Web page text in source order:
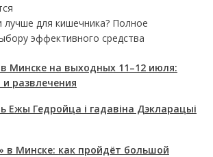
лучше для кишечника? Полное
эффективного средства
Минске на выходных 11–12 июля:
развлечения
Ежы Гедройца і гадавіна Дэкларацыі
в Минске: как пройдёт большой